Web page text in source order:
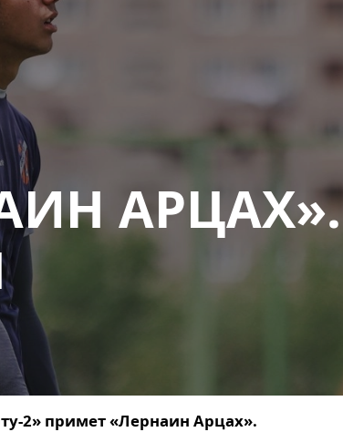
АРЦАХ».
2» примет «Лернаин Арцах».